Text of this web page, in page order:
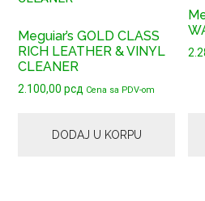
Meguiar’s GOLD CLASS
RICH LEATHER & VINYL
CLEANER
2.100,00рсд Cena sa PDV-om
DODAJ U KORPU